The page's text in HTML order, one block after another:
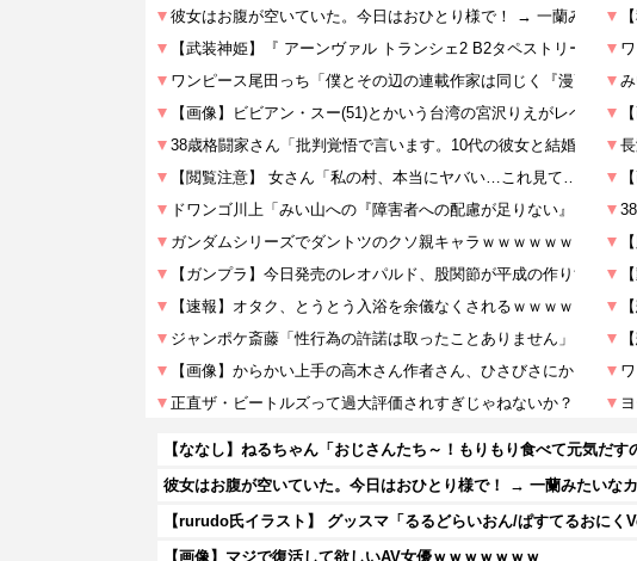
【ななし】ねるちゃん「おじさんたち～！もりもり食べて元気だす
彼女はお腹が空いていた。今日はおひとり様で！ → 一蘭みたいな
【画像】マジで復活して欲しいAV女優ｗｗｗｗｗｗｗ